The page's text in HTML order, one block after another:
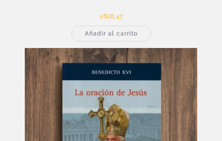
u$s8,47
Añadir al carrito